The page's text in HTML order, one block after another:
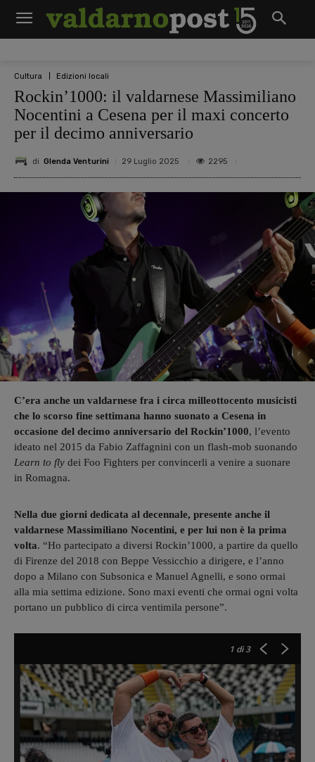
Cultura Edizioni locali
Rockin’1000: il valdarnese Massimiliano
Nocentini a Cesena per il maxi concerto
per il decimo anniversario
di Glenda Venturini 29 Luglio 2025 2295
C’era anche un valdarnese fra i circa milleottocento musicisti
che lo scorso fine settimana hanno suonato a Cesena in
occasione del decimo anniversario del Rockin’1000, l’evento
ideato nel 2015 da Fabio Zaffagnini con un flash-mob suonando
Learn to fly dei Foo Fighters per convincerli a venire a suonare
in Romagna.
Nella due giorni dedicata al decennale, presente anche il
valdarnese Massimiliano Nocentini, e per lui non è la prima
volta. “Ho partecipato a diversi Rockin’1000, a partire da quello
di Firenze del 2018 con Beppe Vessicchio a dirigere, e l’anno
dopo a Milano con Subsonica e Manuel Agnelli, e sono ormai
alla mia settima edizione. Sono maxi eventi che ormai ogni volta
portano un pubblico di circa ventimila persone”.
1 di 3